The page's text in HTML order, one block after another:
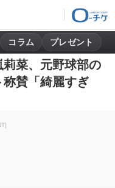
コラム プレゼント
莉菜、元野球部の
賛「綺麗すぎ